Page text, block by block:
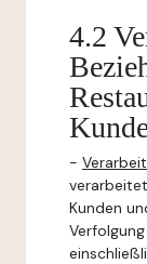
4.2
-
Kunden